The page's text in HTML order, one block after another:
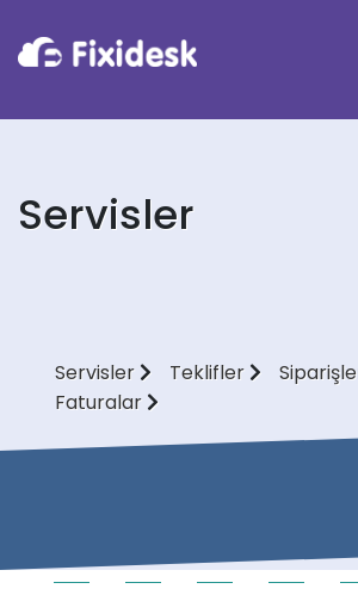
Servisler
Servisler Teklifler
Faturalar